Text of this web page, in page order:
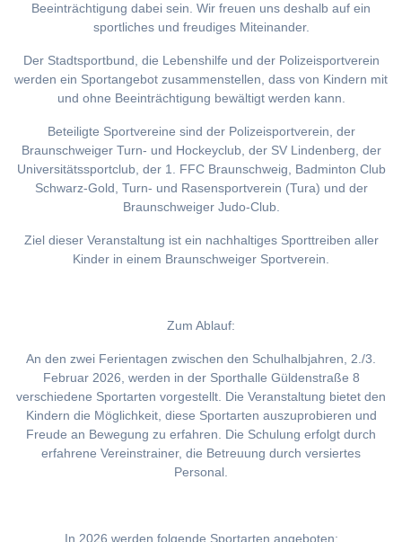
Beeinträchtigung dabei sein. Wir freuen uns deshalb auf ein
sportliches und freudiges Miteinander.
Der Stadtsportbund, die Lebenshilfe und der Polizeisportverein
werden ein Sportangebot zusammenstellen, dass von Kindern mit
und ohne Beeinträchtigung bewältigt werden kann.
Beteiligte Sportvereine sind der Polizeisportverein, der
Braunschweiger Turn- und Hockeyclub, der SV Lindenberg, der
Universitätssportclub, der 1. FFC Braunschweig, Badminton Club
Schwarz-Gold, Turn- und Rasensportverein (Tura) und der
Braunschweiger Judo-Club.
Ziel dieser Veranstaltung ist ein nachhaltiges Sporttreiben aller
Kinder in einem Braunschweiger Sportverein.
Zum Ablauf:
An den zwei Ferientagen zwischen den Schulhalbjahren, 2./3.
Februar 2026, werden in der Sporthalle Güldenstraße 8
verschiedene Sportarten vorgestellt. Die Veranstaltung bietet den
Kindern die Möglichkeit, diese Sportarten auszuprobieren und
Freude an Bewegung zu erfahren. Die Schulung erfolgt durch
erfahrene Vereinstrainer, die Betreuung durch versiertes
Personal.
In 2026 werden folgende Sportarten angeboten: